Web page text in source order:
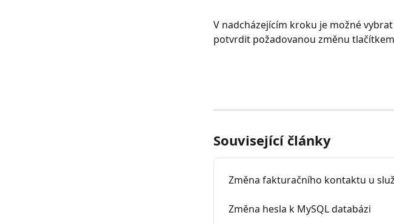
V nadcházejícím kroku je možné
potvrdit požadovanou změnu
Související články
Změna fakturačního kontaktu u
Změna hesla k MySQL databázi